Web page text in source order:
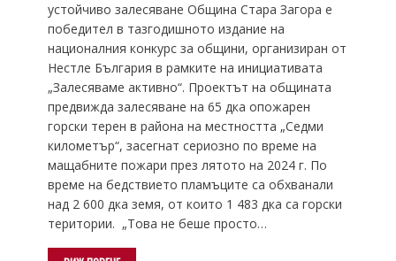
устойчиво залесяване Община Стара Загора е
победител в тазгодишното издание на
националния конкурс за общини, организиран от
Нестле България в рамките на инициативата
„Залесяваме активно“. Проектът на общината
предвижда залесяване на 65 дка опожарен
горски терен в района на местността „Седми
километър“, засегнат сериозно по време на
мащабните пожари през лятото на 2024 г. По
време на бедствието пламъците са обхванали
над 2 600 дка земя, от които 1 483 дка са горски
територии. „Това не беше просто…